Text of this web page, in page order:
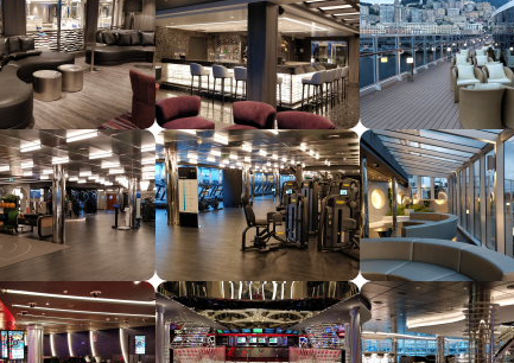
⇆ Panamský kanál
⇆ Pobrežie Európy
⇆ Suezský prieplav
Plavby okolo sveta
Plavba okolo sveta - segment
Plavby okolo sveta
Expedičné plavby
Antarktída
Arktída